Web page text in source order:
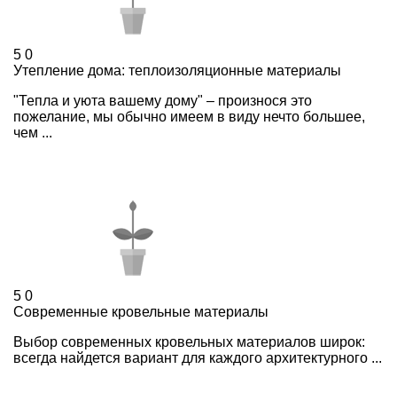
5 0
Утепление дома: теплоизоляционные материалы
"Тепла и уюта вашему дому" – произнося это
пожелание, мы обычно имеем в виду нечто большее,
чем ...
5 0
Современные кровельные материалы
Выбор современных кровельных материалов широк:
всегда найдется вариант для каждого архитектурного ...